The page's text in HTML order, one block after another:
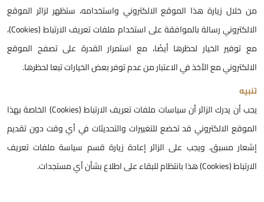
من خلال زيارة هذا الموقع الالكتروني واستخدامه، ستظهر لزائر الموقع
الالكتروني رسالة بالموافقة على استخدام ملفات تعريف الارتباط (Cookies)،
مع توفير الخيار لحظرها أيضًا، مع استمرار القدرة على تصفح الموقع
الالكتروني مع الأخذ في الاعتبار من عدم توفر بعض الخيارات تبعا لحظرها.
تنبيه
يجب أن يدرك الزائر أن سياسات ملفات تعريف الارتباط (Cookies) الخاصة بهذا
الموقع الالكتروني قد تخضع للتغييرات والتحديثات في أي وقت دون تقديم
إشعار مسبق، ويجب على الزائر إعادة زيارة قسم سياسة ملفات تعريف
الارتباط (Cookies) هذا بانتظام للبقاء على اطلاع بشأن أي مستجدات.